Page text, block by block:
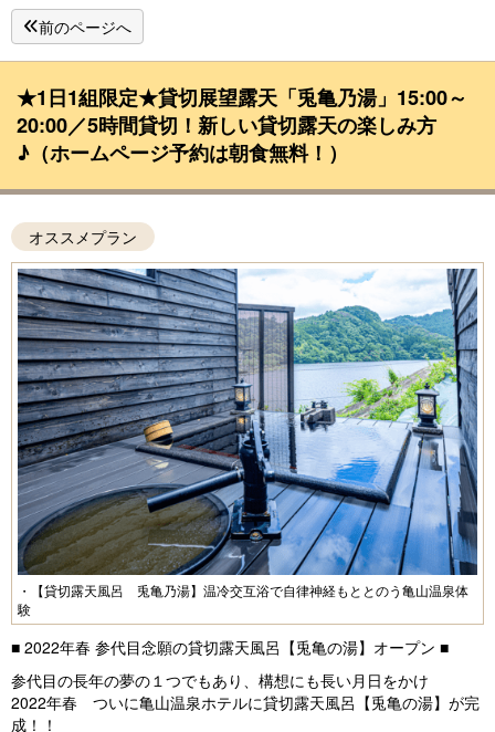
前のページへ
★1日1組限定★貸切展望露天「兎亀乃湯」15:00～
20:00／5時間貸切！新しい貸切露天の楽しみ方
♪（ホームページ予約は朝食無料！）
オススメプラン
・【貸切露天風呂 兎亀乃湯】温冷交互浴で自律神経もととのう亀山温泉体
験
■ 2022年春 参代目念願の貸切露天風呂【兎亀の湯】オープン ■
参代目の長年の夢の１つでもあり、構想にも長い月日をかけ
2022年春 ついに亀山温泉ホテルに貸切露天風呂【兎亀の湯】が完
成！！